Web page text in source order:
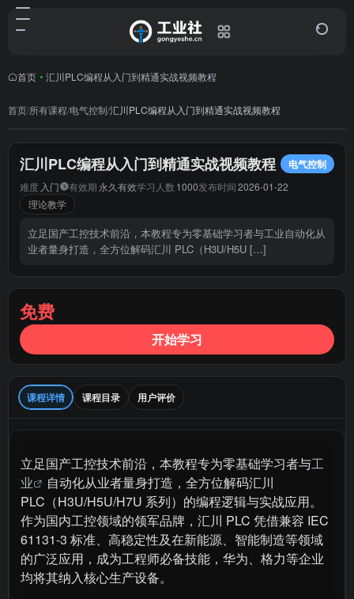
首页 • 汇川PLC编程从入门到精通实战视频教程
首页/所有课程/电气控制/汇川PLC编程从入门到精通实战视频教程
汇川PLC编程从入门到精通实战视频教程 电气控制
难度 入门 有效期 永久有效学习人数 1000发布时间2026-01-22
理论教学
立足国产工控技术前沿，本教程专为零基础学习者与工业自动化从
业者量身打造，全方位解码汇川 PLC（H3U/H5U […]
免费
开始学习
课程详情 课程目录 用户评价
立足国产工控技术前沿，本教程专为零基础学习者与工
业
自动化从业者量身打造，全方位解码汇川
PLC（H3U/H5U/H7U 系列）的编程逻辑与实战应用。
作为国内工控领域的领军品牌，汇川 PLC 凭借兼容 IEC
61131-3 标准、高稳定性及在新能源、智能制造等领域
的广泛应用，成为工程师必备技能，华为、格力等企业
均将其纳入核心生产设备。​